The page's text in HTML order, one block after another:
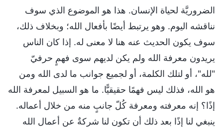
الضروريَّة لحياة الإنسان. هذا هو الموضوع الذي سوف
نناقشه اليوم. وهو يرتبط أيضًا بأفعال الله؛ وبخلاف ذلك،
سوف يكون الحديث عنه هنا لا معنى له. إذا كان الناس
يريدون معرفة الله ولم يكن لديهم سوى فهمٍ حرفيّ
"لله"، أو لتلك الكلمة، أو لجميع جوانب ما لدى الله ومن
هو الله، فذلك ليس فهمًا حقيقيًّا. ما هو السبيل لمعرفة الله
إذًا؟ إنه معرفته ومعرفة كُلّ جانبٍ منه من خلال أعماله.
ينبغي لنا إذًا بعد ذلك أن تكون لنا شركةٌ عن أعمال الله